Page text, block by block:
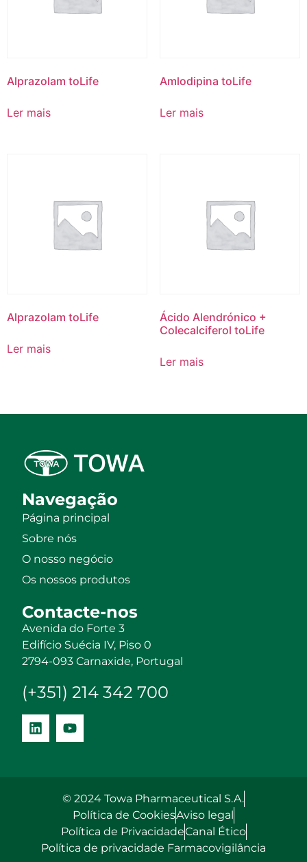
Alprazolam toLife
Ler mais
Amlodipina toLife
Ler mais
Alprazolam toLife
Ler mais
Ácido Alendrónico +
Colecalciferol toLife
Ler mais
Navegação
Página principal
Sobre nós
O nosso negócio
Os nossos produtos
Contacte-nos
Avenida do Forte 3
Edifício Suécia IV, Piso 0
2794-093 Carnaxide, Portugal
(+351) 214 342 700
© 2024 Towa Pharmaceutical S.A.
Política de CookiesAviso legal
Política de PrivacidadeCanal Ético
Política de privacidade Farmacovigilância